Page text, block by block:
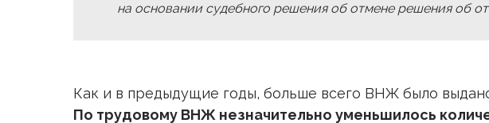
на основании судебного решения об отмене решения об
Как и в предыдущие годы, больше всего ВНЖ было
По трудовому ВНЖ незначительно уменьшилось